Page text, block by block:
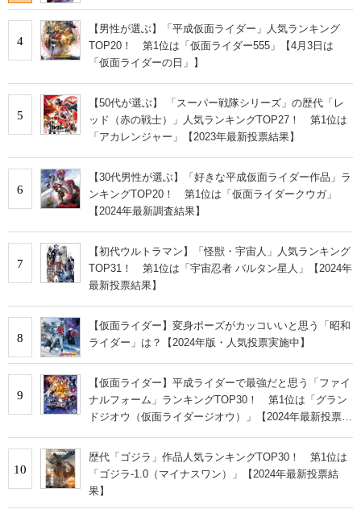
4
【男性が選ぶ】「平成仮面ライダー」人気ランキング
TOP20！ 第1位は「仮面ライダー555」【4月3日は
「仮面ライダーの日」】
5
【50代が選ぶ】 「スーパー戦隊シリーズ」の歴代「レ
ッド（赤の戦士）」人気ランキングTOP27！ 第1位は
「アカレンジャー」【2023年最新投票結果】
6
【30代男性が選ぶ】「好きな平成仮面ライダー作品」ラ
ンキングTOP20！ 第1位は「仮面ライダークウガ」
【2024年最新調査結果】
7
【初代ウルトラマン】「怪獣・宇宙人」人気ランキング
TOP31！ 第1位は「宇宙忍者 バルタン星人」【2024年
最新投票結果】
8
【仮面ライダー】変身ポーズがカッコいいと思う「昭和
ライダー」は？【2024年版・人気投票実施中】
9
【仮面ライダー】平成ライダーで最強だと思う「ファイ
ナルフォーム」ランキングTOP30！ 第1位は「グラン
ドジオウ（仮面ライダージオウ）」【2024年最新投票結
10
歴代「ゴジラ」作品人気ランキングTOP30！ 第1位は
「ゴジラ-1.0（マイナスワン）」【2024年最新投票結
果】